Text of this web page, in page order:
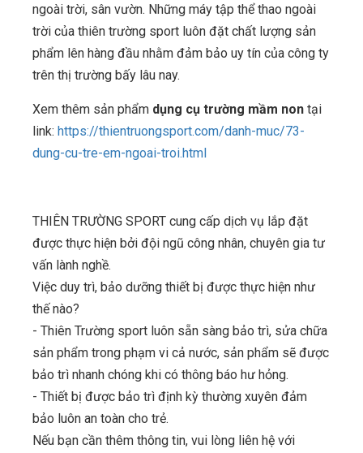
ngoài trời, sân vườn. Những máy tập thể thao ngoài
trời của thiên trường sport luôn đặt chất lượng sản
phẩm lên hàng đầu nhằm đảm bảo uy tín của công ty
trên thị trường bấy lâu nay.
Xem thêm sản phẩm dụng cụ trường mầm non tại
link: https://thientruongsport.com/danh-muc/73-
dung-cu-tre-em-ngoai-troi.html
THIÊN TRƯỜNG SPORT cung cấp dịch vụ lắp đặt
được thực hiện bởi đội ngũ công nhân, chuyên gia tư
vấn lành nghề.
Việc duy trì, bảo dưỡng thiết bị được thực hiện như
thế nào?
- Thiên Trường sport luôn sẵn sàng bảo trì, sửa chữa
sản phẩm trong phạm vi cả nước, sản phẩm sẽ được
bảo trì nhanh chóng khi có thông báo hư hỏng.
- Thiết bị được bảo trì định kỳ thường xuyên đảm
bảo luôn an toàn cho trẻ.
Nếu bạn cần thêm thông tin, vui lòng liên hệ với